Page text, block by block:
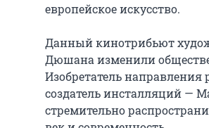
европейское искусство.
Данный кинотрибьют
Дюшана изменили
Изобретатель
создатель инсталляций —
стремительно